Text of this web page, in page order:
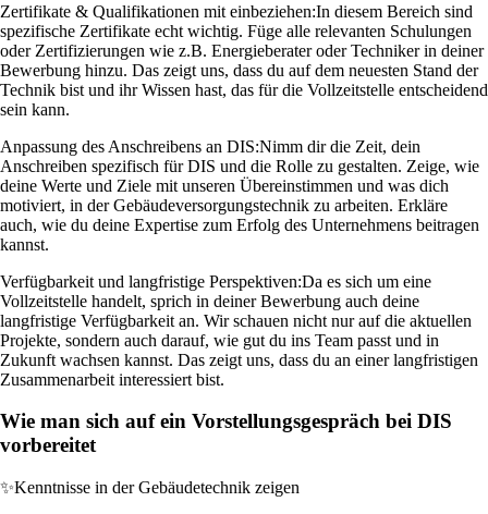
Zertifikate & Qualifikationen mit einbeziehen:In diesem Bereich sind
spezifische Zertifikate echt wichtig. Füge alle relevanten Schulungen
oder Zertifizierungen wie z.B. Energieberater oder Techniker in deiner
Bewerbung hinzu. Das zeigt uns, dass du auf dem neuesten Stand der
Technik bist und ihr Wissen hast, das für die Vollzeitstelle entscheidend
sein kann.
Anpassung des Anschreibens an DIS:Nimm dir die Zeit, dein
Anschreiben spezifisch für DIS und die Rolle zu gestalten. Zeige, wie
deine Werte und Ziele mit unseren Übereinstimmen und was dich
motiviert, in der Gebäudeversorgungstechnik zu arbeiten. Erkläre
auch, wie du deine Expertise zum Erfolg des Unternehmens beitragen
kannst.
Verfügbarkeit und langfristige Perspektiven:Da es sich um eine
Vollzeitstelle handelt, sprich in deiner Bewerbung auch deine
langfristige Verfügbarkeit an. Wir schauen nicht nur auf die aktuellen
Projekte, sondern auch darauf, wie gut du ins Team passt und in
Zukunft wachsen kannst. Das zeigt uns, dass du an einer langfristigen
Zusammenarbeit interessiert bist.
Wie man sich auf ein Vorstellungsgespräch bei DIS
vorbereitet
✨Kenntnisse in der Gebäudetechnik zeigen